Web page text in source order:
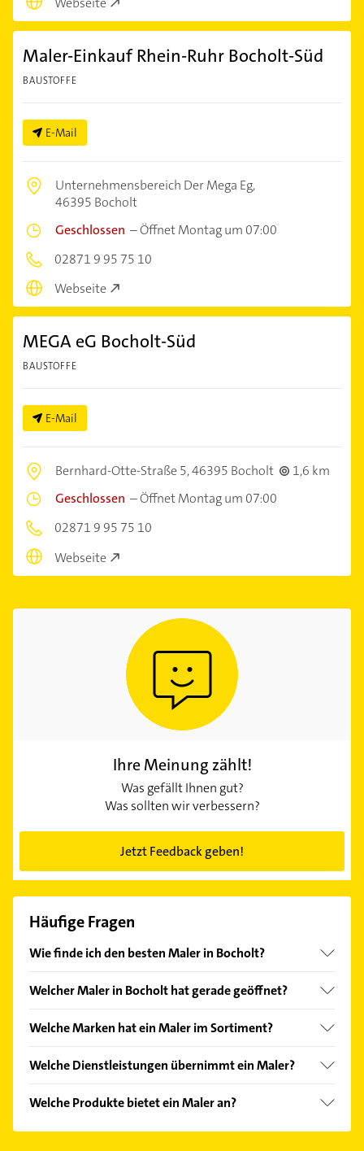
Maler-Einkauf Rhein-Ruhr Bocholt-Süd
BAUSTOFFE
E-Mail
Unternehmensbereich Der Mega Eg,
46395 Bocholt
Geschlossen –Öffnet Montag um 07:00
02871 9 95 75 10
Webseite
MEGA eG Bocholt-Süd
BAUSTOFFE
E-Mail
Bernhard-Otte-Straße 5,46395 Bocholt
1,6 km
Geschlossen –Öffnet Montag um 07:00
02871 9 95 75 10
Webseite
Ihre Meinung zählt!
Was gefällt Ihnen gut?
Was sollten wir verbessern?
Jetzt Feedback geben!
Häufige Fragen
Wie finde ich den besten Maler in Bocholt?
Kundenmeinungen und profitieren Sie von den
einfach nachBewertungensortiert anzeigen lassen.
Welcher Maler in Bocholt hat gerade geöffnet?
Bitte beachten Sie, dass diese an Sonn- und
Welche Marken hat ein Maler im Sortiment?
Gerflor, KEIM und MEGA.
Welche Dienstleistungen übernimmt ein Maler?
und Versicherungsdienstleistungen, Lieferung und
Abholung, Markenvielfalt, Mischmaschinen und
Welche Produkte bietet ein Maler an?
Das Angebot umfasst unter anderem Bodenbeläge,